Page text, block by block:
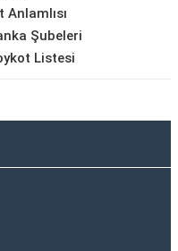
Anlamlısı
Şubeleri
Listesi